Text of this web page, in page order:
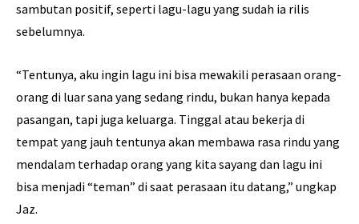
sambutan positif, seperti lagu-lagu yang sudah ia rilis
sebelumnya.
“Tentunya, aku ingin lagu ini bisa mewakili perasaan orang-
orang di luar sana yang sedang rindu, bukan hanya kepada
pasangan, tapi juga keluarga. Tinggal atau bekerja di
tempat yang jauh tentunya akan membawa rasa rindu yang
mendalam terhadap orang yang kita sayang dan lagu ini
bisa menjadi “teman” di saat perasaan itu datang,” ungkap
Jaz.